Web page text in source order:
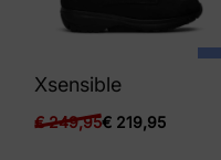
Xsensible
€249,95€ 219,95